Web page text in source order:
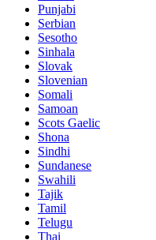
Punjabi
Serbian
Sesotho
Sinhala
Slovak
Slovenian
Somali
Samoan
Scots Gaelic
Shona
Sindhi
Sundanese
Swahili
Tajik
Tamil
Telugu
Thai